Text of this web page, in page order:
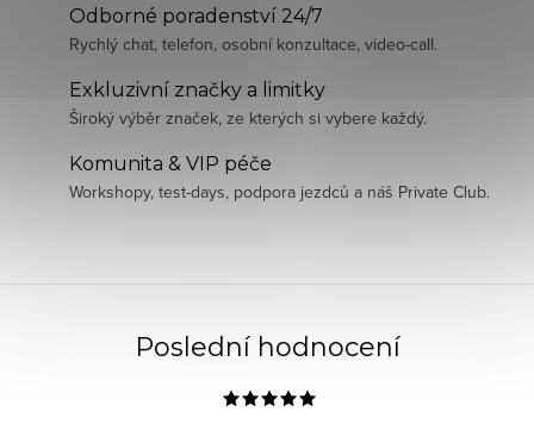
Odborné poradenství 24/7
Rychlý chat, telefon, osobní konzultace, video-call.
Exkluzivní značky a limitky
Široký výběr značek, ze kterých si vybere každý.
Komunita & VIP péče
Workshopy, test-days, podpora jezdců a náš Private Club.
Poslední hodnocení